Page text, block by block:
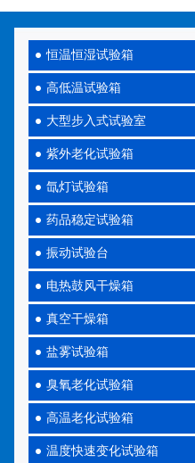
恒温恒湿试验箱
高低温试验箱
大型步入式试验室
紫外老化试验箱
氙灯试验箱
药品稳定试验箱
振动试验台
电热鼓风干燥箱
真空干燥箱
盐雾试验箱
臭氧老化试验箱
高温老化试验箱
温度快速变化试验箱